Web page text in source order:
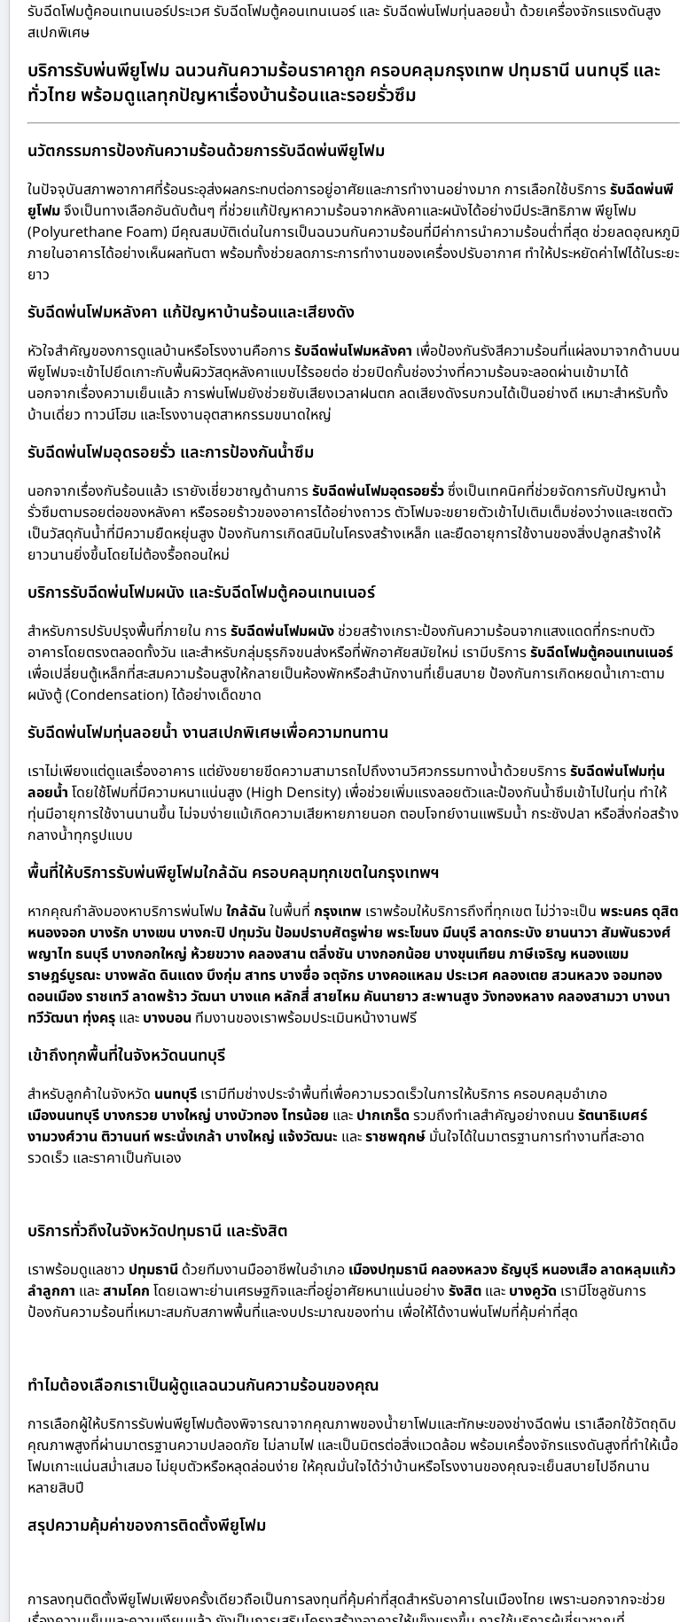
รับฉีดโฟมตู้คอนเทนเนอร์ประเวศ รับฉีดโฟมตู้คอนเทนเนอร์ และ รับฉีดพ่นโฟมทุ่นลอยน้ำ ด้วยเครื่องจักรแรงดันสูง
สเปกพิเศษ
บริการรับพ่นพียูโฟม ฉนวนกันความร้อนราคาถูก ครอบคลุมกรุงเทพ ปทุมธานี นนทบุรี และ
ทั่วไทย พร้อมดูแลทุกปัญหาเรื่องบ้านร้อนและรอยรั่วซึม
นวัตกรรมการป้องกันความร้อนด้วยการรับฉีดพ่นพียูโฟม
ในปัจจุบันสภาพอากาศที่ร้อนระอุส่งผลกระทบต่อการอยู่อาศัยและการทำงานอย่างมาก การเลือกใช้บริการรับฉีดพ่นพี
ยูโฟมจึงเป็นทางเลือกอันดับต้นๆ ที่ช่วยแก้ปัญหาความร้อนจากหลังคาและผนังได้อย่างมีประสิทธิภาพ พียูโฟม
(Polyurethane Foam) มีคุณสมบัติเด่นในการเป็นฉนวนกันความร้อนที่มีค่าการนำความร้อนต่ำที่สุด ช่วยลดอุณหภูมิ
ภายในอาคารได้อย่างเห็นผลทันตา พร้อมทั้งช่วยลดภาระการทำงานของเครื่องปรับอากาศ ทำให้ประหยัดค่าไฟได้ในระยะ
ยาว
รับฉีดพ่นโฟมหลังคา แก้ปัญหาบ้านร้อนและเสียงดัง
หัวใจสำคัญของการดูแลบ้านหรือโรงงานคือการรับฉีดพ่นโฟมหลังคา เพื่อป้องกันรังสีความร้อนที่แผ่ลงมาจากด้านบน
พียูโฟมจะเข้าไปยึดเกาะกับพื้นผิววัสดุหลังคาแบบไร้รอยต่อ ช่วยปิดกั้นช่องว่างที่ความร้อนจะลอดผ่านเข้ามาได้
นอกจากเรื่องความเย็นแล้ว การพ่นโฟมยังช่วยซับเสียงเวลาฝนตก ลดเสียงดังรบกวนได้เป็นอย่างดี เหมาะสำหรับทั้ง
บ้านเดี่ยว ทาวน์โฮม และโรงงานอุตสาหกรรมขนาดใหญ่
รับฉีดพ่นโฟมอุดรอยรั่ว และการป้องกันน้ำซึม
นอกจากเรื่องกันร้อนแล้ว เรายังเชี่ยวชาญด้านการรับฉีดพ่นโฟมอุดรอยรั่วซึ่งเป็นเทคนิคที่ช่วยจัดการกับปัญหาน้ำ
รั่วซึมตามรอยต่อของหลังคา หรือรอยร้าวของอาคารได้อย่างถาวร ตัวโฟมจะขยายตัวเข้าไปเติมเต็มช่องว่างและเซตตัว
เป็นวัสดุกันน้ำที่มีความยืดหยุ่นสูง ป้องกันการเกิดสนิมในโครงสร้างเหล็ก และยืดอายุการใช้งานของสิ่งปลูกสร้างให้
ยาวนานยิ่งขึ้นโดยไม่ต้องรื้อถอนใหม่
บริการรับฉีดพ่นโฟมผนัง และรับฉีดโฟมตู้คอนเทนเนอร์
สำหรับการปรับปรุงพื้นที่ภายใน การรับฉีดพ่นโฟมผนัง ช่วยสร้างเกราะป้องกันความร้อนจากแสงแดดที่กระทบตัว
อาคารโดยตรงตลอดทั้งวัน และสำหรับกลุ่มธุรกิจขนส่งหรือที่พักอาศัยสมัยใหม่ เรามีบริการรับฉีดโฟมตู้คอนเทนเนอร์
เพื่อเปลี่ยนตู้เหล็กที่สะสมความร้อนสูงให้กลายเป็นห้องพักหรือสำนักงานที่เย็นสบาย ป้องกันการเกิดหยดน้ำเกาะตาม
ผนังตู้ (Condensation) ได้อย่างเด็ดขาด
รับฉีดพ่นโฟมทุ่นลอยน้ำ งานสเปกพิเศษเพื่อความทนทาน
เราไม่เพียงแต่ดูแลเรื่องอาคาร แต่ยังขยายขีดความสามารถไปถึงงานวิศวกรรมทางน้ำด้วยบริการรับฉีดพ่นโฟมทุ่น
ลอยน้ำ โดยใช้โฟมที่มีความหนาแน่นสูง (High Density) เพื่อช่วยเพิ่มแรงลอยตัวและป้องกันน้ำซึมเข้าไปในทุ่น ทำให้
ทุ่นมีอายุการใช้งานนานขึ้น ไม่จมง่ายแม้เกิดความเสียหายภายนอก ตอบโจทย์งานแพริมน้ำ กระชังปลา หรือสิ่งก่อสร้าง
กลางน้ำทุกรูปแบบ
พื้นที่ให้บริการรับพ่นพียูโฟมใกล้ฉัน ครอบคลุมทุกเขตในกรุงเทพฯ
หากคุณกำลังมองหาบริการพ่นโฟม ใกล้ฉัน ในพื้นที่ กรุงเทพ เราพร้อมให้บริการถึงที่ทุกเขต ไม่ว่าจะเป็น พระนคร ดุสิต
หนองจอก บางรัก บางเขน บางกะปิ ปทุมวัน ป้อมปราบศัตรูพ่าย พระโขนง มีนบุรี ลาดกระบัง ยานนาวา สัมพันธวงศ์
พญาไท ธนบุรี บางกอกใหญ่ ห้วยขวาง คลองสาน ตลิ่งชัน บางกอกน้อย บางขุนเทียน ภาษีเจริญ หนองแขม
ราษฎร์บูรณะ บางพลัด ดินแดง บึงกุ่ม สาทร บางซื่อ จตุจักร บางคอแหลม ประเวศ คลองเตย สวนหลวง จอมทอง
ดอนเมือง ราชเทวี ลาดพร้าว วัฒนา บางแค หลักสี่ สายไหม คันนายาว สะพานสูง วังทองหลาง คลองสามวา บางนา
ทวีวัฒนา ทุ่งครุ และ บางบอน ทีมงานของเราพร้อมประเมินหน้างานฟรี
เข้าถึงทุกพื้นที่ในจังหวัดนนทบุรี
สำหรับลูกค้าในจังหวัด นนทบุรี เรามีทีมช่างประจำพื้นที่เพื่อความรวดเร็วในการให้บริการ ครอบคลุมอำเภอ
เมืองนนทบุรี บางกรวย บางใหญ่ บางบัวทอง ไทรน้อย และ ปากเกร็ด รวมถึงทำเลสำคัญอย่างถนน รัตนาธิเบศร์
งามวงศ์วาน ติวานนท์ พระนั่งเกล้า บางใหญ่ แจ้งวัฒนะ และราชพฤกษ์ มั่นใจได้ในมาตรฐานการทำงานที่สะอาด
รวดเร็ว และราคาเป็นกันเอง
บริการทั่วถึงในจังหวัดปทุมธานี และรังสิต
เราพร้อมดูแลชาว ปทุมธานี ด้วยทีมงานมืออาชีพในอำเภอ เมืองปทุมธานี คลองหลวง ธัญบุรี หนองเสือ ลาดหลุมแก้ว
ลำลูกกา และสามโคก โดยเฉพาะย่านเศรษฐกิจและที่อยู่อาศัยหนาแน่นอย่าง รังสิต และ บางคูวัด เรามีโซลูชันการ
ป้องกันความร้อนที่เหมาะสมกับสภาพพื้นที่และงบประมาณของท่าน เพื่อให้ได้งานพ่นโฟมที่คุ้มค่าที่สุด
ทำไมต้องเลือกเราเป็นผู้ดูแลฉนวนกันความร้อนของคุณ
การเลือกผู้ให้บริการรับพ่นพียูโฟมต้องพิจารณาจากคุณภาพของน้ำยาโฟมและทักษะของช่างฉีดพ่น เราเลือกใช้วัตถุดิบ
คุณภาพสูงที่ผ่านมาตรฐานความปลอดภัย ไม่ลามไฟ และเป็นมิตรต่อสิ่งแวดล้อม พร้อมเครื่องจักรแรงดันสูงที่ทำให้เนื้อ
โฟมเกาะแน่นสม่ำเสมอ ไม่ยุบตัวหรือหลุดล่อนง่าย ให้คุณมั่นใจได้ว่าบ้านหรือโรงงานของคุณจะเย็นสบายไปอีกนาน
หลายสิบปี
สรุปความคุ้มค่าของการติดตั้งพียูโฟม
การลงทุนติดตั้งพียูโฟมเพียงครั้งเดียวถือเป็นการลงทุนที่คุ้มค่าที่สุดสำหรับอาคารในเมืองไทย เพราะนอกจากจะช่วย